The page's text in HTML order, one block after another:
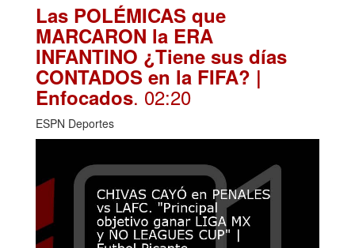
Las POLÉMICAS que
MARCARON la ERA
INFANTINO ¿Tiene sus días
CONTADOS en la FIFA? |
Enfocados. 02:20
ESPN Deportes